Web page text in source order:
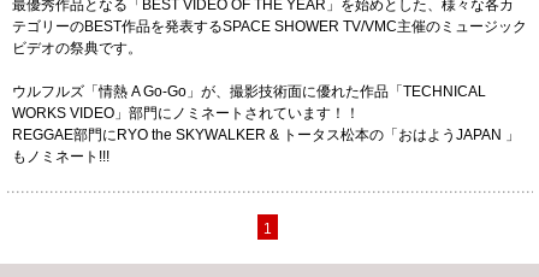
Contact
最優秀作品となる「BEST VIDEO OF THE YEAR」を始めとした、様々な各カ
テゴリーのBEST作品を発表するSPACE SHOWER TV/VMC主催のミュージック
ビデオの祭典です。
ウルフルズ「情熱 A Go-Go」が、撮影技術面に優れた作品「TECHNICAL
WORKS VIDEO」部門にノミネートされています！！
REGGAE部門にRYO the SKYWALKER & トータス松本の「おはようJAPAN 」
もノミネート!!!
1